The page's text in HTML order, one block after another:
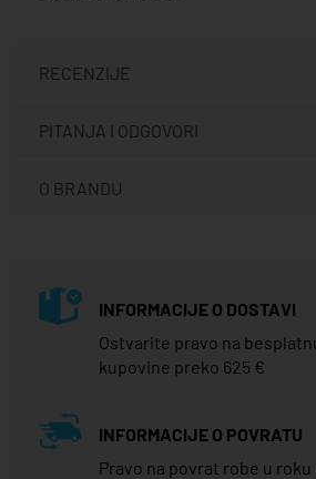
RECENZIJE
PITANJA I ODGOVORI
O BRANDU
INFORMACIJE O DOSTAVI
Ostvarite pravo na
kupovine preko 625 €
INFORMACIJE O POVRATU
Pravo na povrat robe u roku